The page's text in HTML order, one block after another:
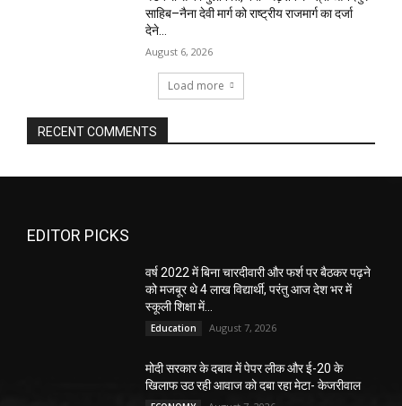
साहिब–नैना देवी मार्ग को राष्ट्रीय राजमार्ग का दर्जा
देने...
August 6, 2026
Load more
RECENT COMMENTS
EDITOR PICKS
वर्ष 2022 में बिना चारदीवारी और फर्श पर बैठकर पढ़ने
को मजबूर थे 4 लाख विद्यार्थी, परंतु आज देश भर में
स्कूली शिक्षा में...
Education August 7, 2026
मोदी सरकार के दबाव में पेपर लीक और ई-20 के
खिलाफ उठ रही आवाज को दबा रहा मेटा- केजरीवाल